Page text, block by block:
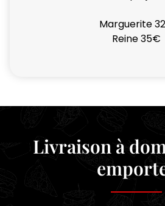
Marguerite
Reine 35€
Livraison à